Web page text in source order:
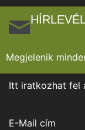
Megjelenik
Itt iratkozhat fel
E-Mail cím